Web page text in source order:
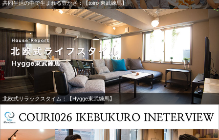
共同生活の中で生まれる豊かさ：【toiro 東武練馬】
北欧式リラックスタイム：【Hygge東武練馬】